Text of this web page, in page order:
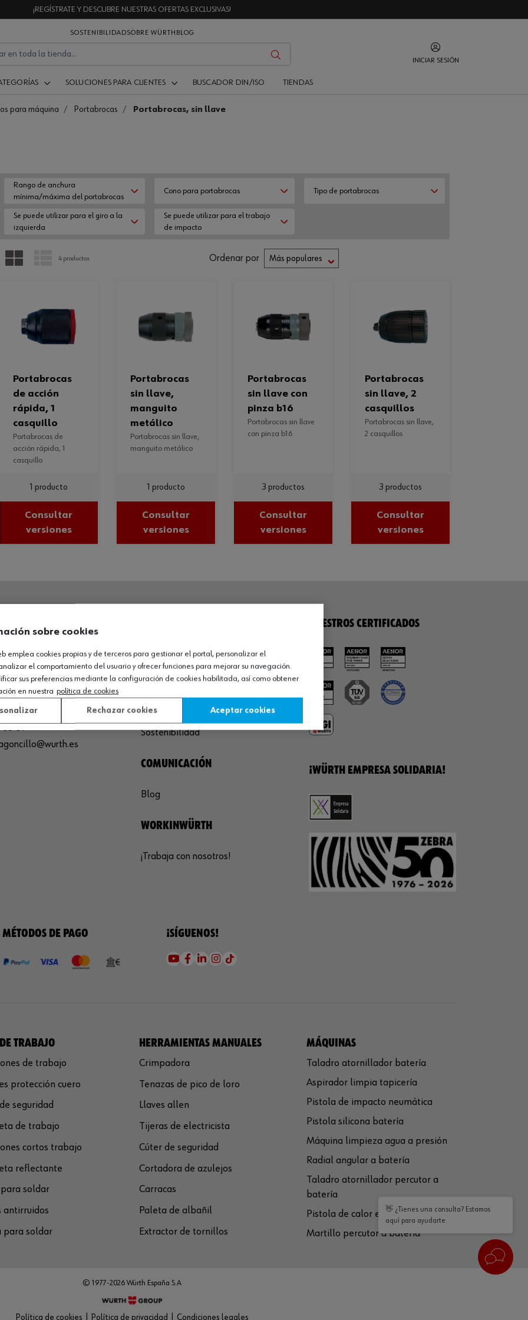
¡REGÍSTRATE Y DESCUBRE NUESTRAS OFERTAS EXCLUSIVAS!
SOSTENIBILIDADSOBRE WÜRTH BLOG
INICIAR SESIÓN
SOLUCIONES PARA CLIENTES BUSCADOR DIN/ISO TIENDAS
para máquina Portabrocas Portabrocas, sin llave
Rango de anchura
mínima/máxima del portabrocas
Cono para portabrocas Tipo de portabrocas
Se puede utilizar para el giro a la
izquierda
Se puede utilizar para el trabajo
de impacto
PARRILLA LISTA
4 productos Ordenar por
portabrocas
de acción
rápida, 1
casquillo
portabrocas de
acción rápida, 1
casquillo
1 producto
Consultar
versiones
portabrocas
sin llave,
manguito
metálico
portabrocas sin llave,
manguito metálico
1 producto
Consultar
versiones
portabrocas
sin llave con
pinza b16
portabrocas sin llave
con pinza b16
3 productos
Consultar
versiones
portabrocas
sin llave, 2
casquillos
portabrocas sin llave,
2 casquillos
3 productos
Consultar
versiones
S.A
Cameros, pcls. 86-88
El (Agoncillo)
España
03 01
Empresa
Museo
Compliance
Sostenibilidad
COMUNICACIÓN
Blog
WORKINWÜRTH
¡Trabaja con nosotros!
NUESTROS CERTIFICADOS
¡WÜRTH EMPRESA SOLIDARIA!
MÉTODOS DE PAGO ¡SÍGUENOS!
TRABAJO
de trabajo
protección cuero
seguridad
de trabajo
cortos trabajo
reflectante
soldar
antirruidos
para soldar
HERRAMIENTAS MANUALES
Crimpadora
Tenazas de pico de loro
Llaves allen
Tijeras de electricista
Cúter de seguridad
Cortadora de azulejos
Carracas
Paleta de albañil
Extractor de tornillos
MÁQUINAS
Taladro atornillador batería
Aspirador limpia tapicería
Pistola de impacto neumática
Pistola silicona batería
Máquina limpieza agua a presión
Radial angular a batería
Taladro atornillador percutor a
batería
Pistola de calor eléctrica
Martillo percutor a batería
Política de cookies Política de privacidad Condiciones legales
© 1977-2026 Würth España S.A
👋 ¿Tienes una consulta? Estamos
aquí para ayudarte.
sobre cookies
emplea cookies propias y de terceros para gestionar el portal, personalizar el
el comportamiento del usuario y ofrecer funciones para mejorar su navegación.
sus preferencias mediante la configuración de cookies habilitada, así como obtener
en nuestra política de cookies
Rechazar cookies Aceptar cookies